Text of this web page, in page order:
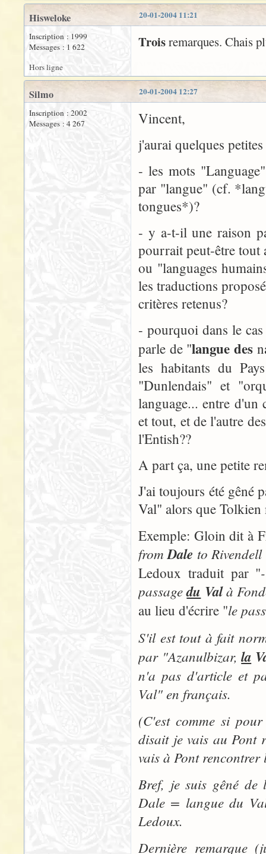
20-01-2004 11:21
Hisweloke
Inscription : 1999
Messages : 1 622
Troisremarques. Chais
Hors ligne
20-01-2004 12:27
Silmo
Inscription : 2002
Messages : 4 267
Vincent,
j'aurai quelques
- les mots
par "langue" (cf.
tongues*)?
- y a-t-il une raison
pourrait peut-être tout
ou "languages
les traductions
critères retenus?
- pourquoi dans le
parle de "langue des
les habitants du
"Dunlendais" et
language... entre d'un
et tout, et de l'autre
l'Entish??
A part ça, une petite
J'ai toujours été gêné
Val" alors que Tolkien
Exemple: Gloin dit à
fromDale to
Ledoux traduit par "
passagedu Valà
au lieu d'écrire "le
S'il est tout à fait
par "Azanulbizar,la
n'a pas d'article et
Val" en français.
(C'est comme si
disait je vais au Pont
vais à Pont
Bref, je suis gêné
Dale = langue du
Ledoux.
Dernière remarque